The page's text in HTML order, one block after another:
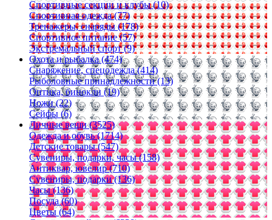
Спортивные секции и клубы (10)
Спортивная одежда (77)
Тренажеры, снаряды (178)
Спортивное питание (57)
Экстремальный спорт (9)
Охота и рыбалка (474)
Снаряжение, спецодежда (414)
Рыболовные принадлежности (13)
Оптика, бинокли (19)
Ножи (22)
Сейфы (6)
Личные вещи (3525)
Одежда и обувь (1714)
Детские товары (547)
Сувениры, подарки, часы (158)
Антиквар, ювелир (710)
Сувениры, подарки (136)
Часы (136)
Посуда (60)
Цветы (64)